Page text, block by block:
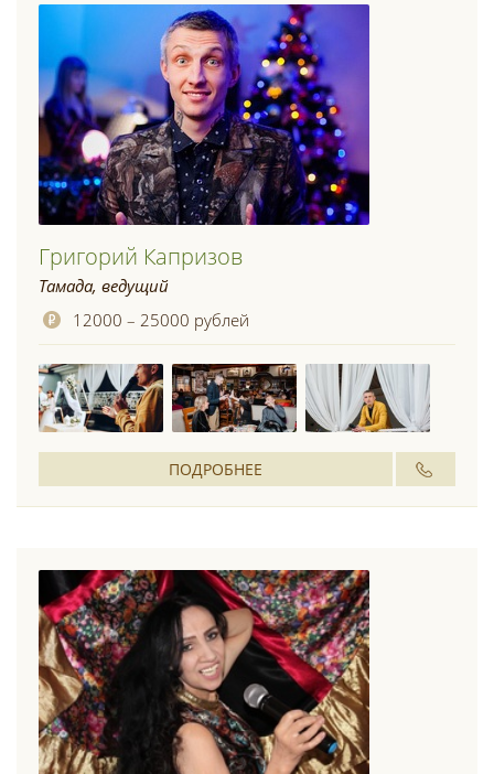
Григорий Капризов
Тамада, ведущий
12000 – 25000 рублей
ПОДРОБНЕЕ